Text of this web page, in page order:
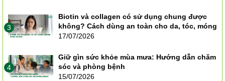
3
Biotin và collagen có sử dụng chung được
không? Cách dùng an toàn cho da, tóc, móng
17/07/2026
4
Giữ gìn sức khỏe mùa mưa: Hướng dẫn chăm
sóc và phòng bệnh
15/07/2026